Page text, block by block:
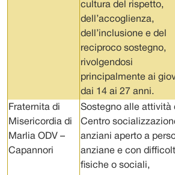
cultura del rispetto,
dell’accoglienza,
dell’inclusione e del
reciproco sostegno,
rivolgendosi
principalmente ai
dai 14 ai 27 anni.
Fraternita di
Misericordia di
Marlia ODV –
Capannori
Sostegno alle attività
Centro
anziani aperto a
anziane e con
fisiche o sociali,